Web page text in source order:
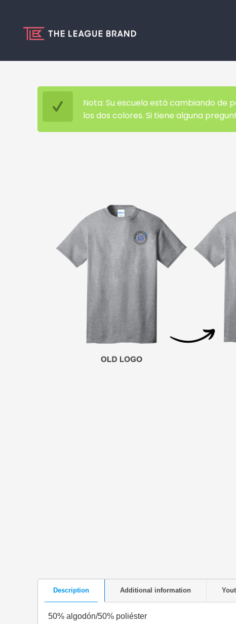
Nota: Su escuela está cambiando de
los dos colores. Si tiene alguna
Description Additional information
50% algodón/50% poliéster